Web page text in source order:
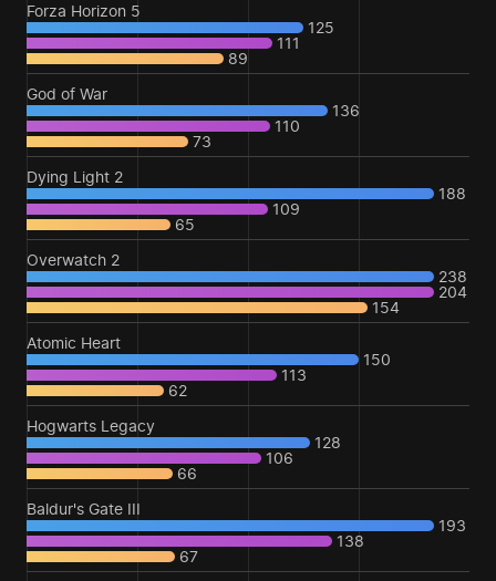
Forza Horizon 5
125
111
89
God of War
136
110
73
Dying Light 2
188
109
65
Overwatch 2
238
204
154
Atomic Heart
150
113
62
Hogwarts Legacy
128
106
66
Baldur's Gate III
193
138
67